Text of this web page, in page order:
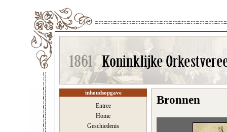
inhoudsopgave
Entree
Home
Geschiedenis
Bronnen